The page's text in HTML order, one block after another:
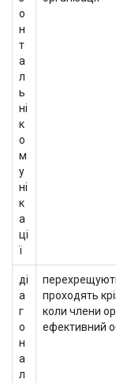
о
н
т
а
л
ь
ні
к
о
м
у
ні
к
а
ці
ї
ді
а
г
о
н
а
л
перехрещують
проходять
коли члени
ефективний